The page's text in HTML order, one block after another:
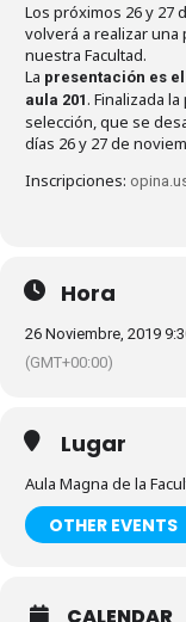
Los próximos 26 y 27
volverá a realizar
nuestra Facultad.
La presentación es el
aula 201 . Finalizada
selección, que se
días 26 y 27 de
Inscripciones:
Hora
26 Noviembre, 2019
(GMT+00:00)
Lugar
Aula Magna de la
OTHER EVENTS